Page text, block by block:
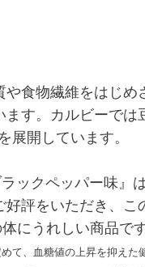
食物繊維をはじめ
ます。カルビーで
展開しています。
ックペッパー味』
好評をいただき、
にうれしい商品です
て、血糖値の上昇を抑えた